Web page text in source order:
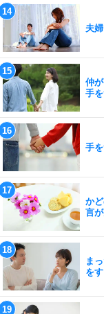
夫
仲
手
手
か
言が
ま
を